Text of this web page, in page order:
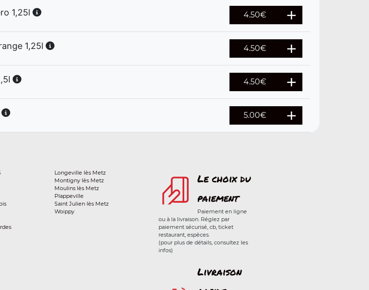
1,25l 4.50€
1,25l 4.50€
4.50€
5.00€
Longeville lès Metz
Montigny lès Metz
Moulins lès Metz
Plappeville
Saint Julien lès Metz
Woippy
Le choix du
paiement
Paiement en ligne
ou à la livraison. Réglez par
paiement sécurisé, cb, ticket
restaurant, espèces.
(pour plus de détails, consultez les
infos)
Livraison